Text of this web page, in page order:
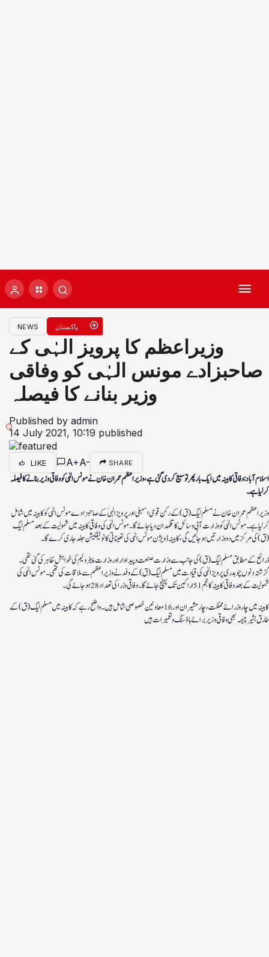
NEWS پاکستان
وزیراعظم کا پرویز الہٰی کے
صاحبزادے مونس الہٰی کو وفاقی
وزیر بنانے کا فیصلہ
Published by admin
14 July 2021, 10:19 published
LIKE A+A- SHARE
اسلام آباد: وفاقی کابینہ میں ایک بار پھر توسیع کردی گئی ہے، وزیراعظم عمران خان نے مونس الہٰی کو وفاقی وزیر بنانے کا فیصلہ
کرلیا ہے۔
وزیراعظم عمران خان نے مسلم لیگ (ق) کے رکن قومی اسمبلی اور پرویزالہیٰ کے صاحبزادے مونس الہٰی کو کابینہ میں شامل
کرلیا ہے۔ مونس الہٰی کو وزارت آبی وسائل کا قلمدان دیا جائے گا ۔ مونس الہٰی کی وفاقی کابینہ میں شمولیت کے بعد مسلم لیگ
(ق) کی مرکز میں دو وزارتیں ہو جائیں گی، کابینہ ڈویژن مونس الہٰی کی تعیناتی کا نوٹیفکیشن جلد جاری کرے گا۔
ذرائع کے مطابق مسلم لیگ (ق) کی جانب سے وزارت صنعت و پیداوار اور وزارت پیٹرولیم کی خواہش ظاہر کی گئی تھی۔
گزشتہ دنوں چوہدری پرویز الہٰی کی قیادت میں مسلم لیگ (ق) کے وفد نے وزیراعظم سے ملاقات کی تھی۔ مونس الہٰی کی
شمولیت کے بعد وفاقی کابینہ کا حجم 51 اراکین تک پہنچ جائے گا۔ وفاقی وزرا کی تعداد 28 ہو جائے گی۔
کابینہ میں چار وزرائے مملکت، چار مشیران اور 16 معاونین خصوصی شامل ہیں۔ واضح رہے کہ کابینہ میں مسلم لیگ(ق) کے
طارق بشیر چیمہ بھی وفاقی وزیر برائے ہاؤسنگ و تعمیرات ہیں